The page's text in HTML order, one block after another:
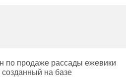
по продаже рассады ежевики
созданный на базе